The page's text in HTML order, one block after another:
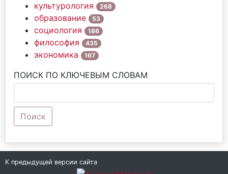
культурология 268
образование 53
социология 186
философия 435
экономика 167
ПОИСК ПО КЛЮЧЕВЫМ СЛОВАМ
Поиск
К предыдущей версии сайта